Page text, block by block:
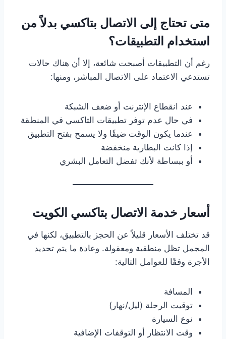
متى تحتاج إلى الاتصال بتاكسي بدلاً من
استخدام التطبيقات؟
رغم أن التطبيقات أصبحت شائعة، إلا أن هناك حالات
تستدعي الاعتماد على الاتصال المباشر، ومنها:
عند انقطاع الإنترنت أو ضعف الشبكة
في حال عدم توفر تطبيقات التاكسي في المنطقة
عندما يكون الوقت ضيقًا ولا يسمح بفتح التطبيق
إذا كانت البطارية منخفضة
أو ببساطة لأنك تفضل التعامل البشري
أسعار خدمة الاتصال بتاكسي الكويت
قد تختلف الأسعار قليلاً عن الحجز بالتطبيق، لكنها في
المجمل تظل منطقية ومعقولة. وعادة ما يتم تحديد
الأجرة وفقًا للعوامل التالية:
المسافة
توقيت الرحلة (ليل/نهار)
نوع السيارة
وقت الانتظار أو التوقفات الإضافية